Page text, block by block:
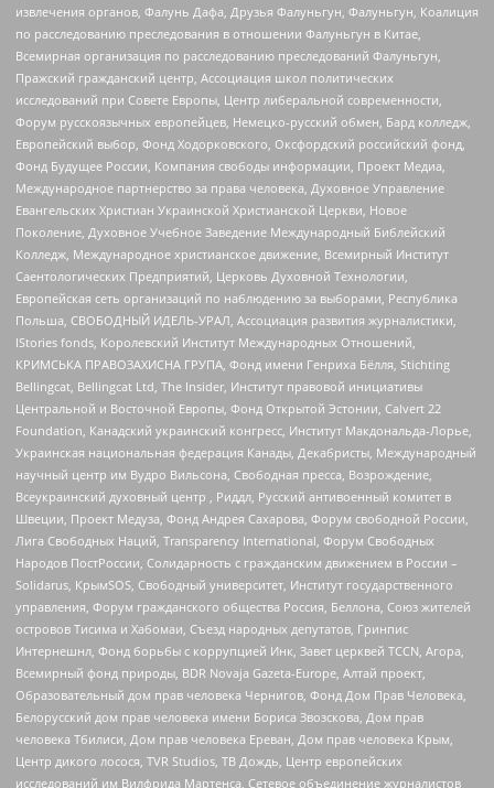
извлечения органов, Фалунь Дафа, Друзья Фалуньгун, Фалуньгун, Коалиция
по расследованию преследования в отношении Фалуньгун в Китае,
Всемирная организация по расследованию преследований Фалуньгун,
Пражский гражданский центр, Ассоциация школ политических
исследований при Совете Европы, Центр либеральной современности,
Форум русскоязычных европейцев, Немецко-русский обмен, Бард колледж,
Европейский выбор, Фонд Ходорковского, Оксфордский российский фонд,
Фонд Будущее России, Компания свободы информации, Проект Медиа,
Международное партнерство за права человека, Духовное Управление
Евангельских Христиан Украинской Христианской Церкви, Новое
Поколение, Духовное Учебное Заведение Международный Библейский
Колледж, Международное христианское движение, Всемирный Институт
Саентологических Предприятий, Церковь Духовной Технологии,
Европейская сеть организаций по наблюдению за выборами, Республика
Польша, СВОБОДНЫЙ ИДЕЛЬ-УРАЛ, Ассоциация развития журналистики,
IStories fonds, Королевский Институт Международных Отношений,
КРИМСЬКА ПРАВОЗАХИСНА ГРУПА, Фонд имени Генриха Бёлля, Stichting
Bellingcat, Bellingcat Ltd, The Insider, Институт правовой инициативы
Центральной и Восточной Европы, Фонд Открытой Эстонии, Calvert 22
Foundation, Канадский украинский конгресс, Институт Макдональда-Лорье,
Украинская национальная федерация Канады, Декабристы, Международный
научный центр им Вудро Вильсона, Свободная пресса, Возрождение,
Всеукраинский духовный центр , Риддл, Русский антивоенный комитет в
Швеции, Проект Медуза, Фонд Андрея Сахарова, Форум свободной России,
Лига Свободных Наций, Transparеncy International, Форум Свободных
Народов ПостРоссии, Солидарность с гражданским движением в России –
Solidarus, КрымSOS, Свободный университет, Институт государственного
управления, Форум гражданского общества Россия, Беллона, Союз жителей
островов Тисима и Хабомаи, Съезд народных депутатов, Гринпис
Интернешнл, Фонд борьбы с коррупцией Инк, Завет церквей TCCN, Агора,
Всемирный фонд природы, BDR Novaja Gazeta-Europe, Алтай проект,
Образовательный дом прав человека Чернигов, Фонд Дом Прав Человека,
Белорусский дом прав человека имени Бориса Звозскова, Дом прав
человека Тбилиси, Дом прав человека Ереван, Дом прав человека Крым,
Центр дикого лосося, TVR Studios, ТВ Дождь, Центр европейских
исследований им Вилфрида Мартенса, Сетевое объединение журналистов